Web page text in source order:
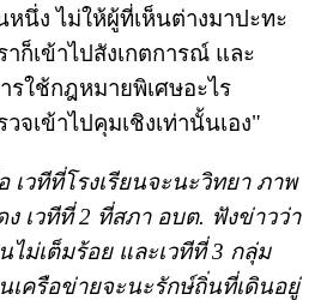
นึ่ง ไม่ให้ผู้ที่เห็นต่างมาปะทะ
ก็เข้าไปสังเกตการณ์ และ
รใช้กฎหมายพิเศษอะไร
จเข้าไปคุมเชิงเท่านั้นเอง"
เวทีที่โรงเรียนจะนะวิทยา ภาพ
เวทีที่ 2 ที่สภา อบต. ฟังข่าวว่า
ม่เต็มร้อย และเวทีที่ 3 กลุ่ม
เครือข่ายจะนะรักษ์ถิ่นที่เดินอยู่